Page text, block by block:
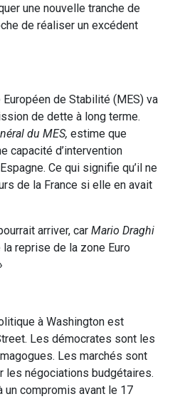
une nouvelle tranche de
de réaliser un excédent
de Stabilité (MES) va
de dette à long terme.
du MES, estime que
capacité d’intervention
Ce qui signifie qu’il ne
de la France si elle en avait
arriver, car Mario Draghi
la reprise de la zone Euro
à Washington est
Les démocrates sont les
Les marchés sont
les négociations budgétaires.
un compromis avant le 17